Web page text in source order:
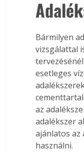
Bármilyen
vizsgálattal
esetleges
az
adalékszer
ajánlatos
használni.